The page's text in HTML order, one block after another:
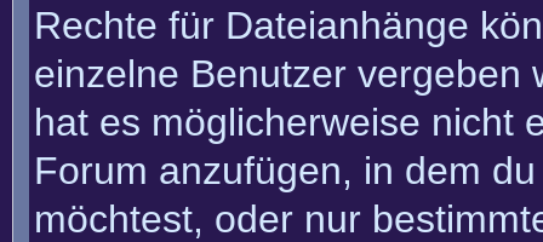
Rechte für Dateianhänge
einzelne Benutzer vergeben
hat es möglicherweise nicht
Forum anzufügen, in dem
möchtest, oder nur